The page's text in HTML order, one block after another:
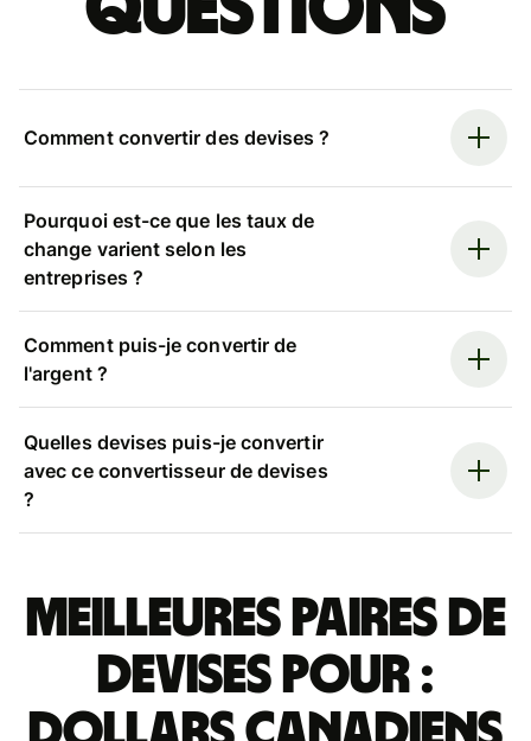
Comment convertir des devises ?
Pourquoi est-ce que les taux de
change varient selon les
entreprises ?
Comment puis-je convertir de
l'argent ?
Quelles devises puis-je convertir
avec ce convertisseur de devises
?
Meilleures paires de
devises pour :